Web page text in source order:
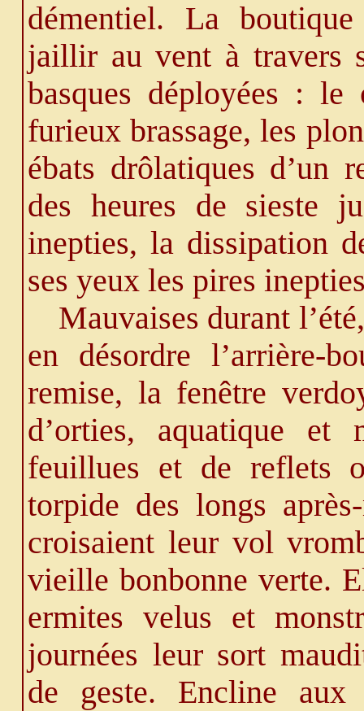
démentiel. La
jaillir au vent à travers
basques déployées :
furieux brassage, les
ébats drôlatiques d’un
des heures de sieste
inepties, la dissipation
ses yeux les pires
Mauvaises durant
en désordre l’arrière-
remise, la fenêtre
d’orties, aquatique
feuillues et de reflets
torpide des longs
croisaient leur vol
vieille bonbonne verte.
ermites velus et
journées leur sort
de geste. Encline